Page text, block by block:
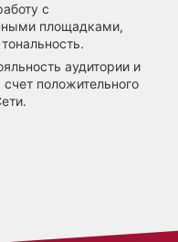
с
площадками,
аудитории и
положительного